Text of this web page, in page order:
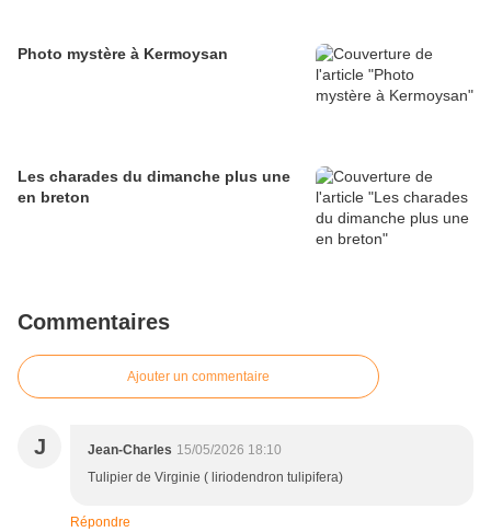
Photo mystère à Kermoysan
Les charades du dimanche plus une
en breton
Commentaires
Ajouter un commentaire
J Jean-Charles 15/05/2026 18:10
Tulipier de Virginie ( liriodendron tulipifera)
Répondre